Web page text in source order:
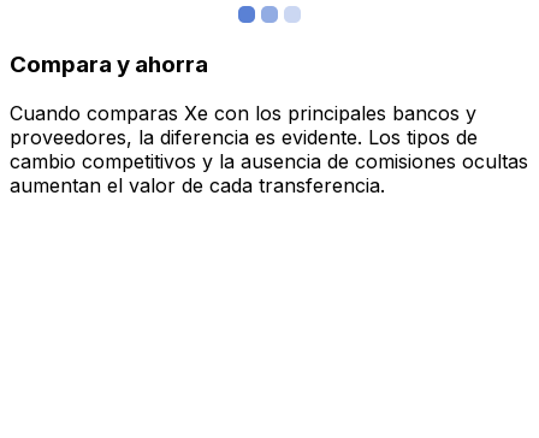
Compara y ahorra
Cuando comparas Xe con los principales bancos y
proveedores, la diferencia es evidente. Los tipos de
cambio competitivos y la ausencia de comisiones ocultas
aumentan el valor de cada transferencia.